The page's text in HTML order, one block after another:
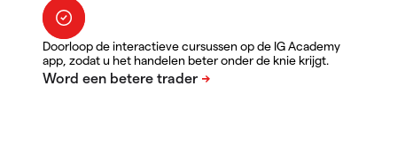
Doorloop de interactieve cursussen op de IG Academy
app, zodat u het handelen beter onder de knie krijgt.